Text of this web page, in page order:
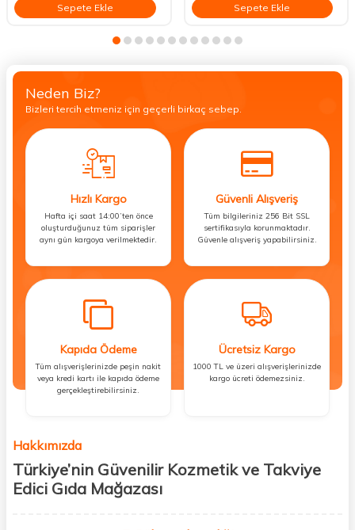
Sepete Ekle Sepete Ekle
Neden Biz?
Bizleri tercih etmeniz için geçerli birkaç sebep.
Hızlı Kargo
Hafta içi saat 14:00’ten önce
oluşturduğunuz tüm siparişler
aynı gün kargoya verilmektedir.
Güvenli Alışveriş
Tüm bilgileriniz 256 Bit SSL
sertifikasıyla korunmaktadır.
Güvenle alışveriş yapabilirsiniz.
Kapıda Ödeme
Tüm alışverişlerinizde peşin nakit
veya kredi kartı ile kapıda ödeme
gerçekleştirebilirsiniz.
Ücretsiz Kargo
1000 TL ve üzeri alışverişlerinizde
kargo ücreti ödemezsiniz.
Hakkımızda
Türkiye’nin Güvenilir Kozmetik ve Takviye
Edici Gıda Mağazası